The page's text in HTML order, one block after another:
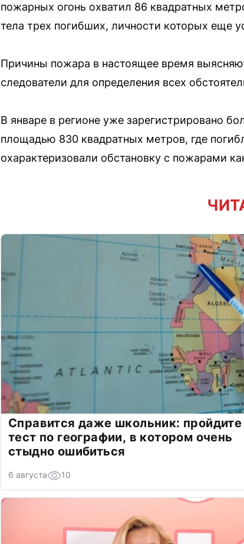
пожарных огонь охватил 86 квадратных
тела трех погибших, личности которых еще
Причины пожара в настоящее время
следователи для определения всех
В январе в регионе уже зарегистрировано
площадью 830 квадратных метров, где
охарактеризовали обстановку с пожарами
Справится даже школьник: пройдите
тест по географии, в котором очень
стыдно ошибиться
6 августа 10